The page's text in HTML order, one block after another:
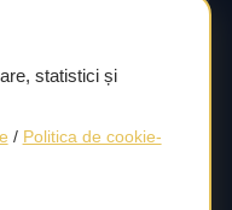
alegerea pieselor
întreținerii corecte.
statistici și
/ Politica de cookie-